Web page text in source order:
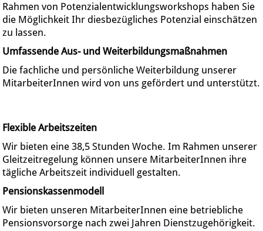
Rahmen von Potenzialentwicklungsworkshops haben Sie
die Möglichkeit Ihr diesbezügliches Potenzial einschätzen
zu lassen.
Umfassende Aus- und Weiterbildungsmaßnahmen
Die fachliche und persönliche Weiterbildung unserer
MitarbeiterInnen wird von uns gefördert und unterstützt.
Flexible Arbeitszeiten
Wir bieten eine 38,5 Stunden Woche. Im Rahmen unserer
Gleitzeitregelung können unsere MitarbeiterInnen ihre
tägliche Arbeitszeit individuell gestalten.
Pensionskassenmodell
Wir bieten unseren MitarbeiterInnen eine betriebliche
Pensionsvorsorge nach zwei Jahren Dienstzugehörigkeit.